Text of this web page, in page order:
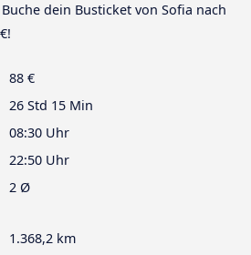
dein Busticket von Sofia nach
88 €
26 Std 15 Min
08:30 Uhr
22:50 Uhr
2 Ø
1.368,2 km